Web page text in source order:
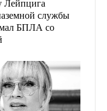
Лейпцига
службы
БПЛА со